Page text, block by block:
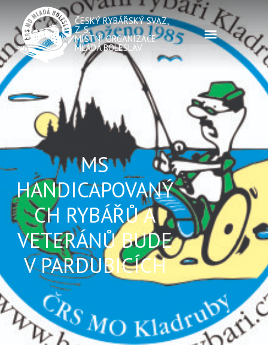
ČESKÝ RYBÁŘSKÝ SVAZ,
Z. S.
MÍSTNÍ ORGANIZACE
MLADÁ BOLESLAV
MS
HANDICAPOVANÝ
CH RYBÁŘŮ A
VETERÁNŮ BUDE
V PARDUBICÍCH